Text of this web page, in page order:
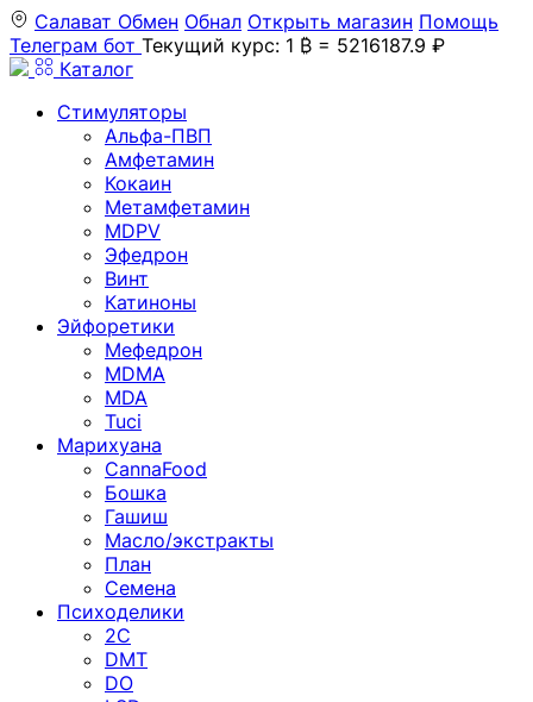
Салават Обмен Обнал Открыть магазин Помощь
Телеграм бот Текущий курс: 1 ₿ = 5216187.9 ₽
Каталог
Стимуляторы
Альфа-ПВП
Амфетамин
Кокаин
Метамфетамин
MDPV
Эфедрон
Винт
Катиноны
Эйфоретики
Мефедрон
MDMA
MDA
Tuci
Марихуана
CannaFood
Бошка
Гашиш
Масло/экстракты
План
Семена
Психоделики
2C
DMT
DO